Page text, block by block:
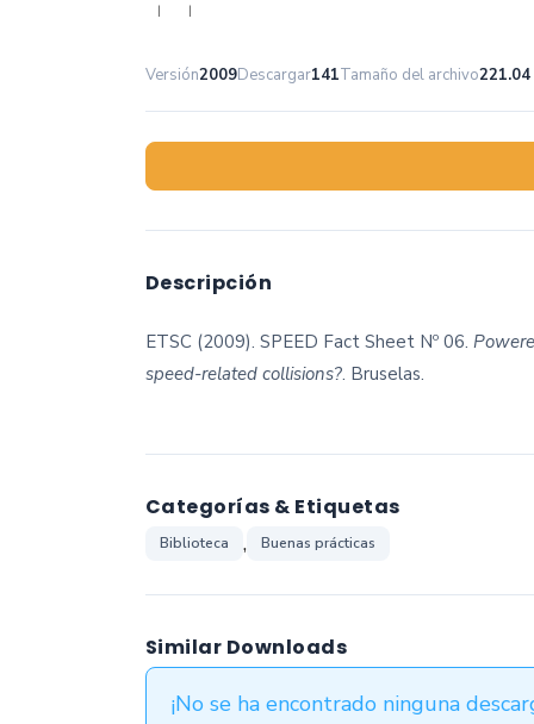
| |
Versión2009Descargar141Tamaño del archivo221.04
Descripción
ETSC (2009). SPEED Fact Sheet Nº 06.
speed-related collisions?. Bruselas.
Categorías & Etiquetas
Biblioteca , Buenas prácticas
Similar Downloads
¡No se ha encontrado ninguna